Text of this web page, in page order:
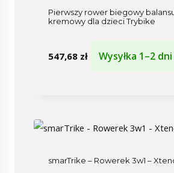
Pierwszy rower biegowy
kremowy dla dzieci Trybike
547,68 zł Wysyłka 1–2
smarTrike – Rowerek 3w1 –